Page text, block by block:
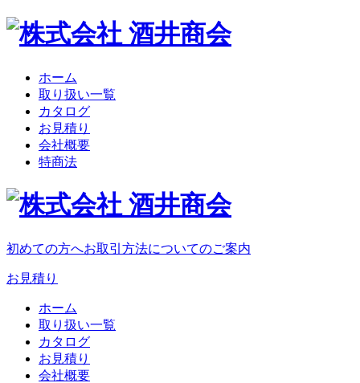
ホーム
取り扱い一覧
カタログ
お見積り
会社概要
特商法
初めての方へお取引方法についてのご案内
お見積り
ホーム
取り扱い一覧
カタログ
お見積り
会社概要